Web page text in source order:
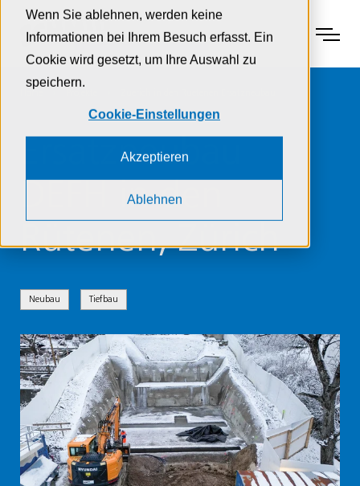
Wenn Sie ablehnen, werden keine
Informationen bei Ihrem Besuch erfasst. Ein
Cookie wird gesetzt, um Ihre Auswahl zu
speichern.
Cookie-Einstellungen
Akzeptieren
Ablehnen
Zur Navigation
Zur Suche
Zum Inhalt
Menu
Ersatzneubau
DEFH in den
Rütenen, Zürich
Neubau Tiefbau